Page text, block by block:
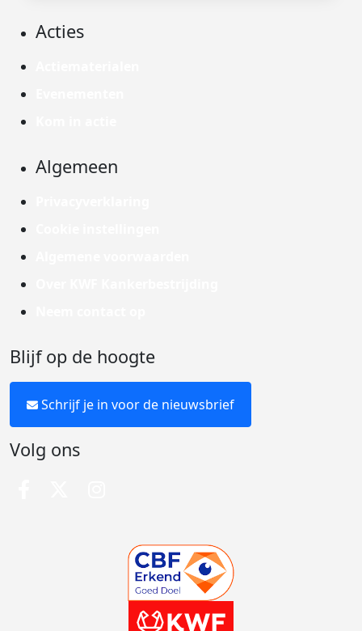
Acties
Algemeen
Blijf op de hoogte
Schrijf je in voor de nieuwsbrief
Volg ons